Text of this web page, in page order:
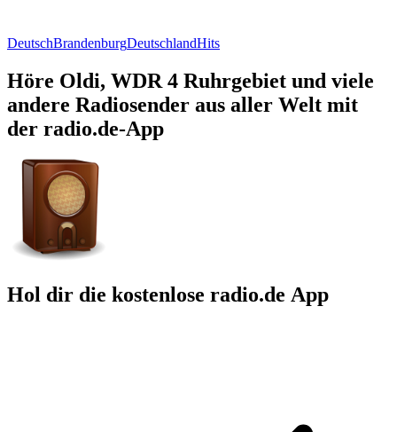
DeutschBrandenburgDeutschlandHits
Höre Oldi, WDR 4 Ruhrgebiet und viele
andere Radiosender aus aller Welt mit
der radio.de-App
Hol dir die kostenlose radio.de App